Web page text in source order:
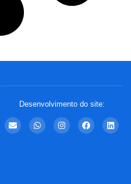
Desenvolvimento do site: